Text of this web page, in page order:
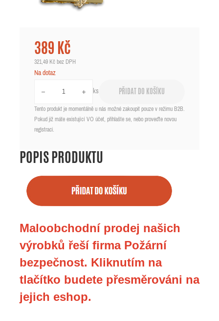
389 Kč
321,49 Kč bez DPH
Na dotaz
ks PŘIDAT DO KOŠÍKU
Tento produkt je momentálně u nás možné zakoupit pouze v režimu B2B.
Pokud již máte existující VO účet, přihlašte se, nebo proveďte novou
registraci.
POPIS PRODUKTU
Maloobchodní prodej našich
výrobků řeší firma Požární
bezpečnost. Kliknutím na
tlačítko budete přesměrováni na
jejich eshop.